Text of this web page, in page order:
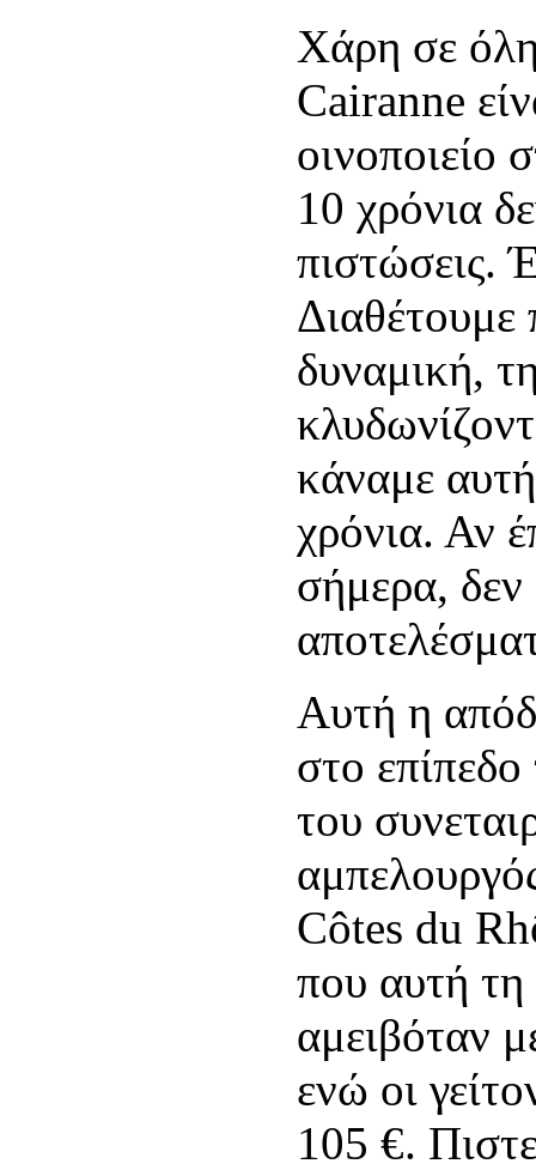
Χάρη σε
Cairanne
οινοποιείο
10 χρόνια
πιστώσεις.
Διαθέτουμε
δυναμική,
κάναμε
χρόνια. Αν
σήμερα, δεν
Αυτή η
στο
του
Côtes du
που αυτή τη
αμειβόταν
ενώ οι
105 €.